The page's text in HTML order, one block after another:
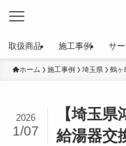
取扱商品 施工事例 サ
ホーム 施工事例 埼玉県 鶴ヶ
【埼玉
給湯器交
2026
1/07